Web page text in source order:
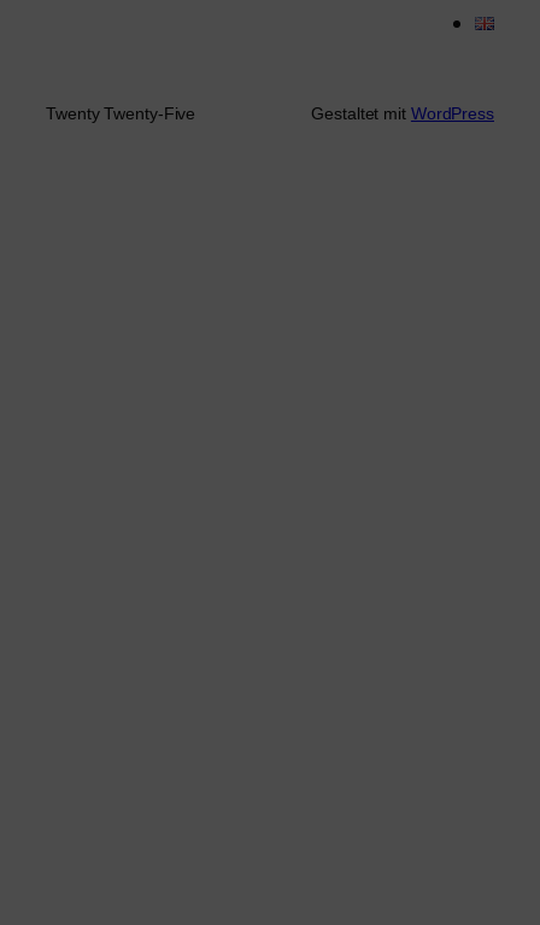
Twenty Twenty-Five Gestaltet mit WordPress